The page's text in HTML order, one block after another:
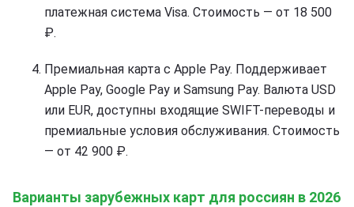
платежная система Visa. Стоимость — от 18 500
₽.
Премиальная карта с Apple Pay. Поддерживает
Apple Pay, Google Pay и Samsung Pay. Валюта USD
или EUR, доступны входящие SWIFT-переводы и
премиальные условия обслуживания. Стоимость
— от 42 900 ₽.
Варианты зарубежных карт для россиян в 2026